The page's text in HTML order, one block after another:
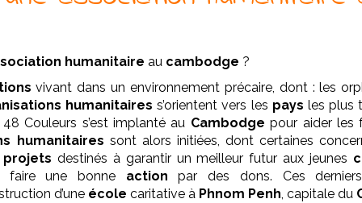
humanitaire au cambodge ?
vivant dans un environnement précaire, dont : les
humanitaires s’orientent vers les pays les plus
Couleurs s’est implanté au Cambodge pour aider les
humanitaires sont alors initiées, dont certaines
projets destinés à garantir un meilleur futur aux jeunes
faire une bonne action par des dons. Ces
d’une école caritative à Phnom Penh, capitale du